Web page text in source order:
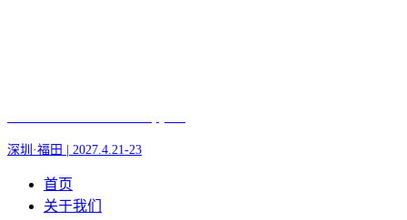
深圳·福田 | 2027.4.21-23
首页
关于我们